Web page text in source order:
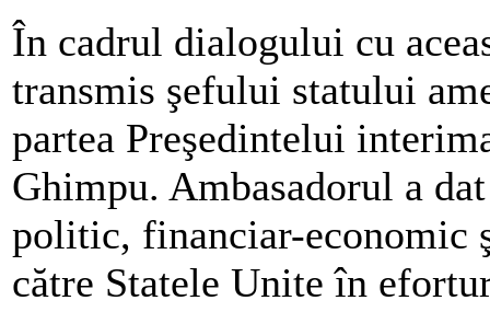
În cadrul dialogului cu
transmis şefului statului
partea Preşedintelui
Ghimpu. Ambasadorul a
politic, financiar-economic
către Statele Unite în